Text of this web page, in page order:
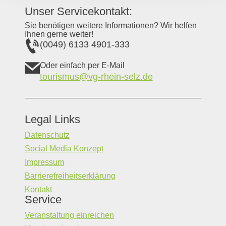
Unser Servicekontakt:
Sie benötigen weitere Informationen? Wir helfen
Ihnen gerne weiter!
(0049) 6133 4901-333
Oder einfach per E-Mail
tourismus@vg-rhein-selz.de
Legal Links
Datenschutz
Social Media Konzept
Impressum
Barrierefreiheitserklärung
Kontakt
Service
Veranstaltung einreichen